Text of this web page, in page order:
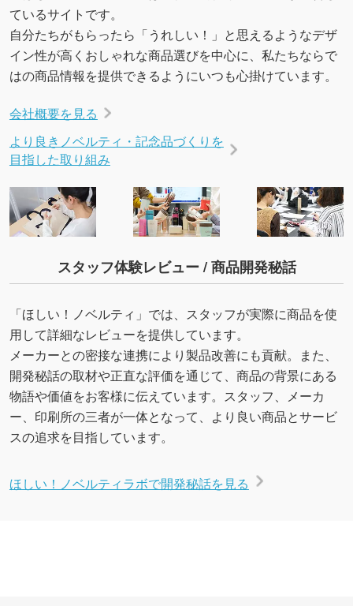
ているサイトです。
自分たちがもらったら「うれしい！」と思えるようなデザ
イン性が高くおしゃれな商品選びを中心に、私たちならで
はの商品情報を提供できるようにいつも心掛けています。
会社概要を見る
より良きノベルティ・記念品づくりを
目指した取り組み
スタッフ体験レビュー / 商品開発秘話
「ほしい！ノベルティ」では、スタッフが実際に商品を使
用して詳細なレビューを提供しています。
メーカーとの密接な連携により製品改善にも貢献。また、
開発秘話の取材や正直な評価を通じて、商品の背景にある
物語や価値をお客様に伝えています。スタッフ、メーカ
ー、印刷所の三者が一体となって、より良い商品とサービ
スの追求を目指しています。
ほしい！ノベルティラボで開発秘話を見る